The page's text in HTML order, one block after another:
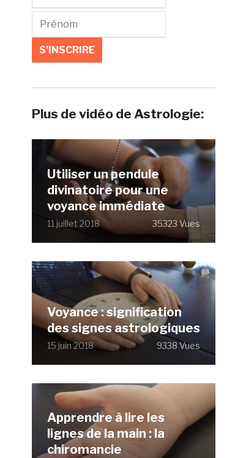
Plus de vidéo de Astrologie:
Utiliser un pendule
divinatoire pour une
voyance immédiate
11 juillet 2018 35323 Vues
Voyance : signification
des signes astrologiques
15 juin 2018 9338 Vues
Apprendre à lire les
lignes de la main : la
chiromancie